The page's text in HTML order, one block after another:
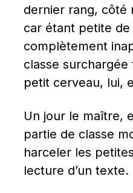
dernier rang, côté
car étant petite de
complètement
classe surchargée
petit cerveau, lui,
Un jour le maître,
partie de classe
harceler les
lecture d’un texte.